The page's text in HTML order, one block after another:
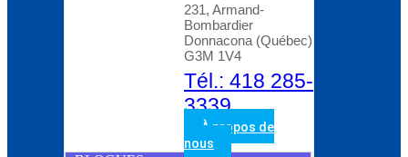
231, Armand-
Bombardier
Donnacona (Québec)
G3M 1V4
Tél.: 418 285-
3339
À propos de
nous